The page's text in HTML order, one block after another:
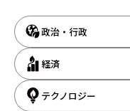
政治・行政
経済
テクノロジー